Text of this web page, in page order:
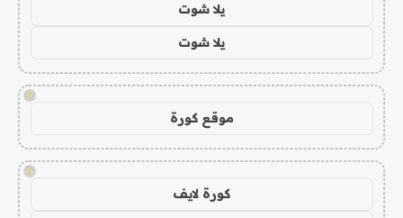
يلا شوت
يلا شوت
!
موقع كورة
!
كورة لايف